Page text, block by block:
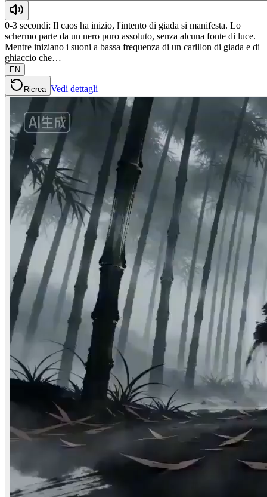
0-3 secondi: Il caos ha inizio, l'intento di giada si manifesta. Lo
schermo parte da un nero puro assoluto, senza alcuna fonte di luce.
Mentre iniziano i suoni a bassa frequenza di un carillon di giada e di
ghiaccio che…
EN
Ricrea Vedi dettagli